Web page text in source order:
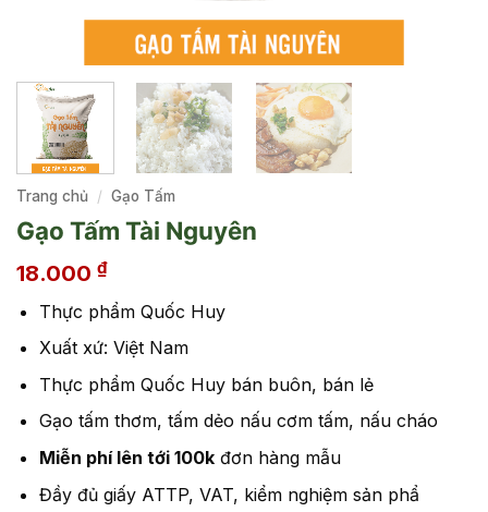
Trang chủ / Gạo Tấm
Gạo Tấm Tài Nguyên
18.000 ₫
Thực phẩm Quốc Huy
Xuất xứ: Việt Nam
Thực phẩm Quốc Huy bán buôn, bán lẻ
Gạo tấm thơm, tấm dẻo nấu cơm tấm, nấu cháo
Miễn phí lên tới 100kđơn hàng mẫu
Đầy đủ giấy ATTP, VAT, kiểm nghiệm sản phẩ